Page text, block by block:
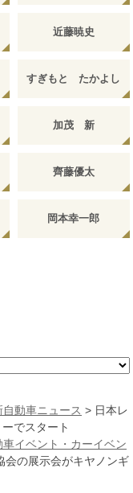
近藤暁史
すぎもと たかよし
加茂 新
齊藤優太
岡本幸一郎
自動車ニュース > 日本レ
でスタート
車イベント・カーイベン
会の展示会がキヤノンギ